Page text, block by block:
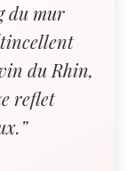
du mur
du Rhin,
reflet